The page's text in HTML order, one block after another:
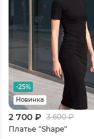
-25%
Новинка
2 700 ₽ 3 600₽
Платье "Shape"